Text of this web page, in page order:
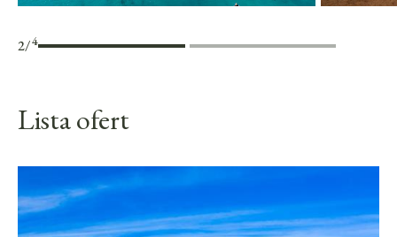
3/4
Lista ofert